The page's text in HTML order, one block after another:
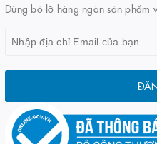
Đừng bỏ lỡ hàng ngàn sản phẩm